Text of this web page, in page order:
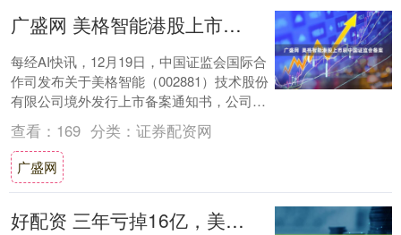
广盛网 美格智能港股上市获中国证监会备案
每经AI快讯，12月19日，中国证监会国际合
作司发布关于美格智能（002881）技术股份
有限公司境外发行上市备案通知书，公司拟
发行不超过75,006,100股境....
查看： 169 分类： 证券配资网
广盛网
好配资 三年亏掉16亿，美克家居跨界科技“自救”，想要“截和”一家深圳高速铜缆龙头